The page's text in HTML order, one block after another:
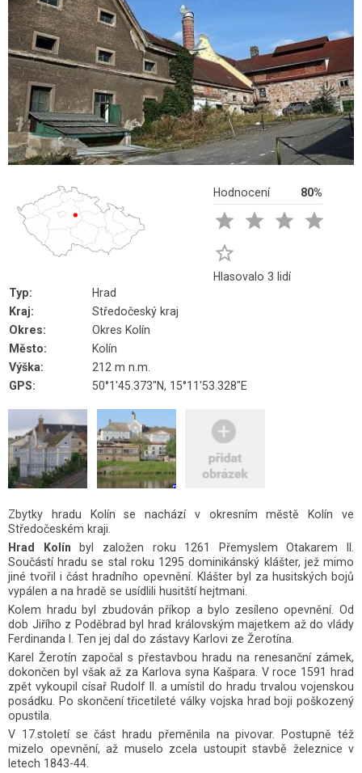
Hodnocení 80%
   

Hlasovalo 3 lidí
Typ:
Hrad
Kraj:
Středočeský kraj
Okres:
Okres Kolín
Město:
Kolín
Výška:
212 m n.m.
GPS:
50°1'45.373"N, 15°11'53.328"E
Zbytky hradu Kolín se nachází v okresním městě Kolín ve
Středočeském kraji.
Hrad Kolín byl založen roku 1261 Přemyslem Otakarem II.
Součástí hradu se stal roku 1295 dominikánský klášter, jež mimo
jiné tvořil i část hradního opevnění. Klášter byl za husitských bojů
vypálen a na hradě se usídlili husitští hejtmani.
Kolem hradu byl zbudován příkop a bylo zesíleno opevnění. Od
dob Jiřího z Poděbrad byl hrad královským majetkem až do vlády
Ferdinanda I. Ten jej dal do zástavy Karlovi ze Žerotína.
Karel Žerotín započal s přestavbou hradu na renesanční zámek,
dokončen byl však až za Karlova syna Kašpara. V roce 1591 hrad
zpět vykoupil císař Rudolf II. a umístil do hradu trvalou vojenskou
posádku. Po skončení třicetileté války vojska hrad boji poškozený
opustila.
V 17.století se část hradu přeměnila na pivovar. Postupně též
mizelo opevnění, až muselo zcela ustoupit stavbě železnice v
letech 1843-44.